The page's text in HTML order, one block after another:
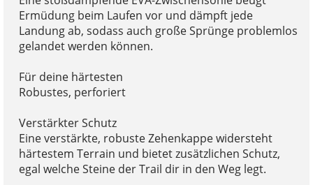
Ermüdung beim Laufen vor und dämpft jede
Landung ab, sodass auch große Sprünge problemlos
gelandet werden können.
Für deine härtesten
Robustes, perforiert
Verstärkter Schutz
Eine verstärkte, robuste Zehenkappe widersteht
härtestem Terrain und bietet zusätzlichen Schutz,
egal welche Steine der Trail dir in den Weg legt.